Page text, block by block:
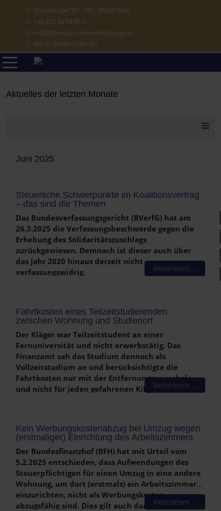
Vogelsanger Str. 105 - 50823 Köln
+49 221 92 54 85 0
mail@zinnikus-steuerberatung.de
Mo-Fr 08:00-17:00 Uhr
Aktuelles aus dem Steuerrecht
Aktuelles der letzten Monate
≡
Juni 2025
Steuerliche Schwerpunkte im Koalitionsvertrag
– das sind die Themen
Das Bundesverfassungsgericht (BVerfG) hat am
26.3.2025 die Verfassungsbeschwerde gegen die
Erhebung des Solidaritätszuschlags
zurückgewiesen. Demnach ist dieser auch über
das Jahr 2020 hinaus derzeit nicht
verfassungswidrig.
Koalitionsvertrag vorgestellt. Am 6.5.2025 hat die
Bundesregierung mit der Wahl von Friedrich Merz
(CDU) zum neuen Bundeskanzler ihre Arbeit
aufgenommen. Zum neuen Finanzminister wurde Lars
Klingbeil (SPD) ernannt.
Weiterlesen …
Fahrtkosten eines Teilzeitstudierenden
zwischen Wohnung und Studienort
Der Kläger war Teilzeitstudent an einer
Fernuniversität und nicht erwerbstätig. Das
Finanzamt sah das Studium dennoch als
Vollzeitstudium an und berücksichtigte die
Fahrtkosten nur mit der Entfernungspauschale
und nicht für jeden gefahrenen Kilometer.
Vollzeitstudium handelte. Daher durfte der Kläger die
tatsächlichen Fahrtkosten (0,30 €/km für Hin- und
Rückweg) als Werbungskosten ansetzen.
Weiterlesen …
Kein Werbungskostenabzug bei Umzug wegen
(erstmaliger) Einrichtung des Arbeitszimmers
Der Bundesfinanzhof (BFH) hat mit Urteil vom
5.2.2025 entschieden, dass Aufwendungen des
Steuerpflichtigen für einen Umzug in eine andere
Wohnung, um dort (erstmals) ein Arbeitszimmer
einzurichten, nicht als Werbungskosten
abzugsfähig sind. Dies gilt auch dann, wenn der
Weiterlesen …